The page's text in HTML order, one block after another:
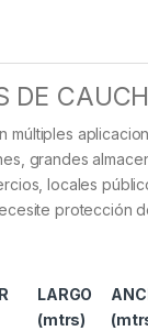
DE
múltiples
grandes
locales
protección
LARGO
(mtrs)